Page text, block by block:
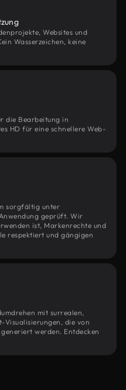
Websites und
Wasserzeichen, keine
die Bearbeitung in
HD für eine schnellere Web-
sorgfältig unter
geprüft. Wir
ist, Markenrechte und
respektiert und gängigen
mit surrealen,
die von
werden. Entdecken